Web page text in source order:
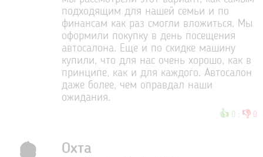
подходящим для нашей семьи и по
финансам как раз смогли вложиться. Мы
оформили покупку в день посещения
автосалона. Еще и по скидке машину
купили, что для нас очень хорошо, как в
принципе, как и для каждого. Автосалон
даже более, чем оправдал наши
ожидания.
👍 : 👎
Охта